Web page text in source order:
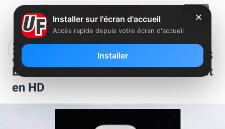
[MàJ]Freebox TV : MCS et MCS
Extrême seront diffusées en 16/9 et
en HD
✕
Installer sur l'écran d'accueil
Accès rapide depuis votre écran d'accueil
Installer